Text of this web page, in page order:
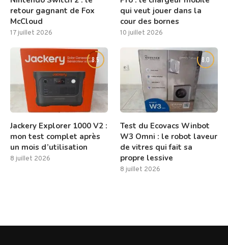
retour gagnant de Fox
McCloud
17 juillet 2026
qui veut jouer dans la
cour des bornes
10 juillet 2026
8.5
Jackery Explorer 1000 V2 :
mon test complet après
un mois d’utilisation
8 juillet 2026
8.0
Test du Ecovacs Winbot
W3 Omni : le robot laveur
de vitres qui fait sa
propre lessive
8 juillet 2026